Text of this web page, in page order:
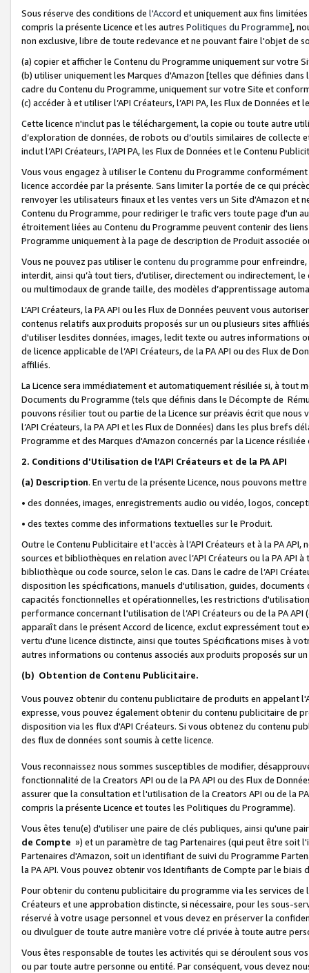
Sous réserve des conditions de l'Accord et uniquement aux fins
compris la présente Licence et les autres Politiques du Programme],
non exclusive, libre de toute redevance et ne pouvant faire l'objet de
(a) copier et afficher le Contenu du Programme uniquement sur votre
(b) utiliser uniquement les Marques d'Amazon [telles que définies dans
cadre du Contenu du Programme, uniquement sur votre Site et
(c) accéder à et utiliser l’API Créateurs, l’API PA, les Flux de Données
Cette licence n'inclut pas le téléchargement, la copie ou toute autre
d’exploration de données, de robots ou d’outils similaires de
inclut l’API Créateurs, l’API PA, les Flux de Données et le Contenu
Vous vous engagez à utiliser le Contenu du Programme
licence accordée par la présente. Sans limiter la portée de ce qui
renvoyer les utilisateurs finaux et les ventes vers un Site d'Amazon et
Contenu du Programme, pour rediriger le trafic vers toute page d'un
étroitement liées au Contenu du Programme peuvent contenir des
Programme uniquement à la page de description de Produit associée
Vous ne pouvez pas utiliser le contenu du programme pour
interdit, ainsi qu’à tout tiers, d’utiliser, directement ou indirectement,
ou multimodaux de grande taille, des modèles d’apprentissage
L’API Créateurs, la PA API ou les Flux de Données peuvent vous
contenus relatifs aux produits proposés sur un ou plusieurs sites
d'utiliser lesdites données, images, ledit texte ou autres informations
de licence applicable de l’API Créateurs, de la PA API ou des Flux de
affiliés.
La Licence sera immédiatement et automatiquement résiliée si, à
Documents du Programme (tels que définis dans le Décompte de
pouvons résilier tout ou partie de la Licence sur préavis écrit que
l’API Créateurs, la PA API et les Flux de Données) dans les plus
Programme et des Marques d'Amazon concernés par la Licence
2. Conditions d'Utilisation de l’API Créateurs et de la PA API
(a) Description. En vertu de la présente Licence, nous pouvons
• des données, images, enregistrements audio ou vidéo, logos,
• des textes comme des informations textuelles sur le Produit.
Outre le Contenu Publicitaire et l'accès à l’API Créateurs et à la PA
sources et bibliothèques en relation avec l’API Créateurs ou la PA
bibliothèque ou code source, selon le cas. Dans le cadre de l’API
disposition les spécifications, manuels d'utilisation, guides,
capacités fonctionnelles et opérationnelles, les restrictions
performance concernant l'utilisation de l’API Créateurs ou de la PA
apparaît dans le présent Accord de licence, exclut expressément tout
vertu d'une licence distincte, ainsi que toutes Spécifications mises à
autres informations ou contenus associés aux produits proposés sur
(b) Obtention de Contenu Publicitaire.
Vous pouvez obtenir du contenu publicitaire de produits en appelant
expresse, vous pouvez également obtenir du contenu publicitaire de
disposition via les flux d'API Créateurs. Si vous obtenez du contenu
des flux de données sont soumis à cette licence.
Vous reconnaissez nous sommes susceptibles de modifier,
fonctionnalité de la Creators API ou de la PA API ou des Flux de
assurer que la consultation et l'utilisation de la Creators API ou de la
compris la présente Licence et toutes les Politiques du Programme).
Vous êtes tenu(e) d'utiliser une paire de clés publiques, ainsi qu'une
de Compte ») et un paramètre de tag Partenaires (qui peut être soit
Partenaires d'Amazon, soit un identifiant de suivi du Programme
la PA API. Vous pouvez obtenir vos Identifiants de Compte par le biais
Pour obtenir du contenu publicitaire du programme via les services
Créateurs et une approbation distincte, si nécessaire, pour les sous-
réservé à votre usage personnel et vous devez en préserver la
ou divulguer de toute autre manière votre clé privée à toute autre
Vous êtes responsable de toutes les activités qui se déroulent sous
ou par toute autre personne ou entité. Par conséquent, vous devez